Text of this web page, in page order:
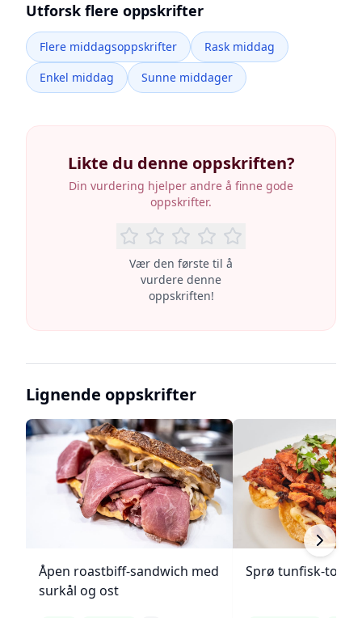
Utforsk flere oppskrifter
Flere middagsoppskrifter
Rask middag
Enkel middag
Sunne middager
Likte du denne oppskriften?
Din vurdering hjelper andre å finne gode
oppskrifter.
Vær den første til å
vurdere denne
oppskriften!
Lignende oppskrifter
Åpen roastbiff-sandwich med
surkål og ost
Sprø tunfisk-